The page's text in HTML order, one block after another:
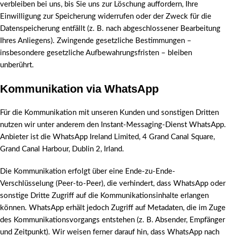
verbleiben bei uns, bis Sie uns zur Löschung auffordern, Ihre
Einwilligung zur Speicherung widerrufen oder der Zweck für die
Datenspeicherung entfällt (z. B. nach abgeschlossener Bearbeitung
Ihres Anliegens). Zwingende gesetzliche Bestimmungen –
insbesondere gesetzliche Aufbewahrungsfristen – bleiben
unberührt.
Kommunikation via WhatsApp
Für die Kommunikation mit unseren Kunden und sonstigen Dritten
nutzen wir unter anderem den Instant-Messaging-Dienst WhatsApp.
Anbieter ist die WhatsApp Ireland Limited, 4 Grand Canal Square,
Grand Canal Harbour, Dublin 2, Irland.
Die Kommunikation erfolgt über eine Ende-zu-Ende-
Verschlüsselung (Peer-to-Peer), die verhindert, dass WhatsApp oder
sonstige Dritte Zugriff auf die Kommunikationsinhalte erlangen
können. WhatsApp erhält jedoch Zugriff auf Metadaten, die im Zuge
des Kommunikationsvorgangs entstehen (z. B. Absender, Empfänger
und Zeitpunkt). Wir weisen ferner darauf hin, dass WhatsApp nach